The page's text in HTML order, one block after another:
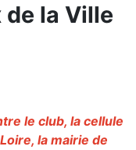
la Ville
le club, la cellule
la mairie de